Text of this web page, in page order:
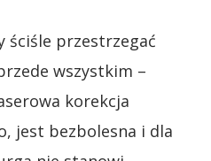
ściśle przestrzegać
wszystkim –
korekcja
jest bezbolesna i dla